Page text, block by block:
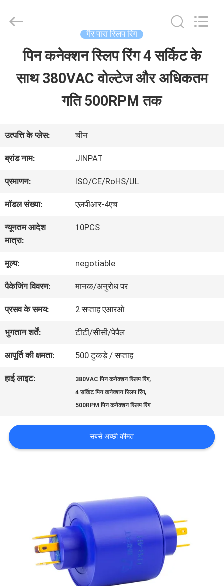
वीआर
दिखाएँ
हमारे
बारे
में
कारखाना
गुणवत्ता
नियंत्रण
एक
Electronics
गैर पारा स्लिप रिंग
पिन कनेक्शन स्लिप रिंग 4 सर्किट के
साथ 380VAC वोल्टेज और अधिकतम
गति 500RPM तक
उत्पत्ति के प्लेस: चीन
ब्रांड नाम: JINPAT
प्रमाणन: ISO/CE/RoHS/UL
मॉडल संख्या: एलपीआर-4एच
न्यूनतम आदेश
मात्रा:
10PCS
मूल्य: negotiable
पैकेजिंग विवरण: मानक/अनुरोध पर
प्रसव के समय: 2 सप्ताह एआरओ
भुगतान शर्तें: टीटी/सीसी/पेपैल
आपूर्ति की क्षमता: 500 टुकड़े / सप्ताह
हाई लाइट: 380VAC पिन कनेक्शन स्लिप रिंग,
4 सर्किट पिन कनेक्शन स्लिप रिंग,
500RPM पिन कनेक्शन स्लिप रिंग
सबसे अच्छी कीमत